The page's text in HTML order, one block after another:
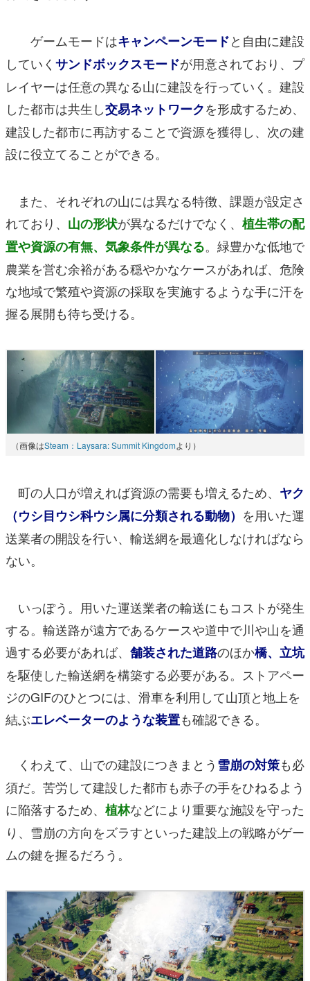
ゲームモードはキャンペーンモードと自由に建設
していく サンドボックスモードが用意されており、プ
レイヤーは任意の異なる山に建設を行っていく。建設
した都市は共生し交易ネットワークを形成するため、
建設した都市に再訪することで資源を獲得し、次の建
設に役立てることができる。
また、それぞれの山には異なる特徴、課題が設定さ
れており、 山の形状が異なるだけでなく、 植生帯の配
置や資源の有無、気象条件が異なる。緑豊かな低地で
農業を営む余裕がある穏やかなケースがあれば、危険
な地域で繁殖や資源の採取を実施するような手に汗を
握る展開も待ち受ける。
（画像はSteam：Laysara: Summit Kingdomより）
町の人口が増えれば資源の需要も増えるため、 ヤク
（ウシ目ウシ科ウシ属に分類される動物） を用いた運
送業者の開設を行い、輸送網を最適化しなければなら
ない。
いっぽう。用いた運送業者の輸送にもコストが発生
する。輸送路が遠方であるケースや道中で川や山を通
過する必要があれば、 舗装された道路のほか橋、立坑
を駆使した輸送網を構築する必要がある。ストアペー
ジのGIFのひとつには、滑車を利用して山頂と地上を
結ぶエレベーターのような装置も確認できる。
くわえて、山での建設につきまとう雪崩の対策も必
須だ。苦労して建設した都市も赤子の手をひねるよう
に陥落するため、 植林などにより重要な施設を守った
り、雪崩の方向をズラすといった建設上の戦略がゲー
ムの鍵を握るだろう。